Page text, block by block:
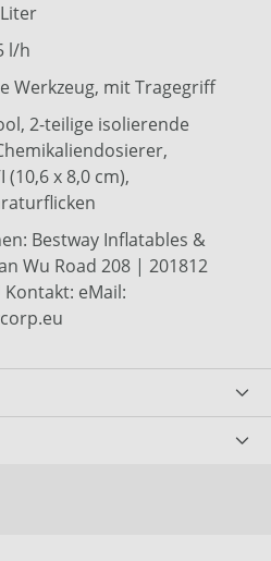
l/h
Werkzeug, mit Tragegriff
2-teilige isolierende
x 8,0 cm),
Bestway Inflatables &
Wu Road 208 | 201812
Kontakt: eMail: